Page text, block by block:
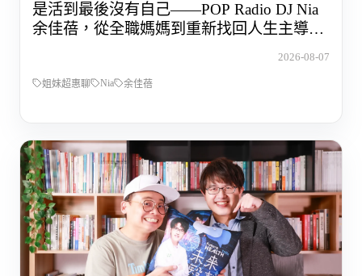
是活到最後沒有自己——POP Radio DJ Nia
余佳蓓，從全職媽媽到重新找回人生主導權
2026-08-07
姐妹超惠聊 Nia 余佳蓓